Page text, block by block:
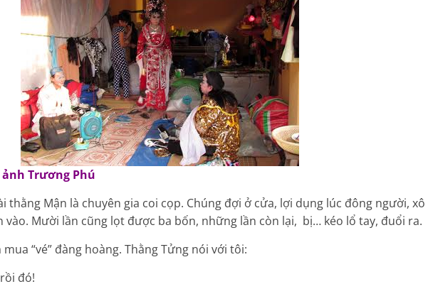
ảnh Trương Phú
thằng Mận là chuyên gia coi cọp. Chúng đợi ở cửa, lợi dụng lúc đông người, xô
vào. Mười lần cũng lọt được ba bốn, những lần còn lại, bị… kéo lổ tay, đuổi ra.
“vé” đàng hoàng. Thằng Tửng nói với tôi:
đó!